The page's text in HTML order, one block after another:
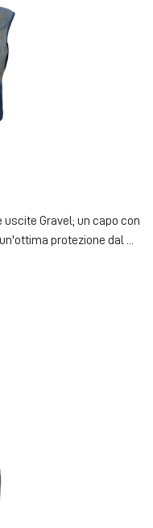
uscite Gravel; un capo con
protezione dal ...